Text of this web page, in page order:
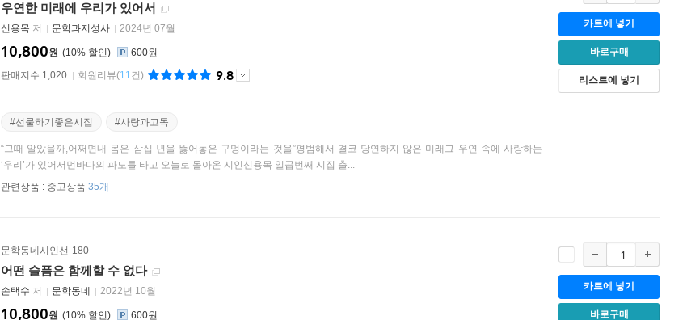
우연한 미래에 우리가 있어서
신용목 저 문학과지성사 2024년 07월
10%
10,800원
600원
판매지수 1,020
회원리뷰(11건) 9.8
#선물하기좋은시집 #사랑과고독
“그때 알았을까,어쩌면내 몸은 삼십 년을 뚫어놓은 구멍이라는 것을”평범해서 결코 당연하지 않은 미래그 우연 속에 사랑하는
‘우리’가 있어서먼바다의 파도를 타고 오늘로 돌아온 시인신용목 일곱번째 시집 출...
관련상품 : 중고상품 35개
카트에 넣기
바로구매
리스트에 넣기
문학동네시인선-180
어떤 슬픔은 함께할 수 없다
손택수 저 문학동네 2022년 10월
10%
10,800원
600원
카트에 넣기
바로구매